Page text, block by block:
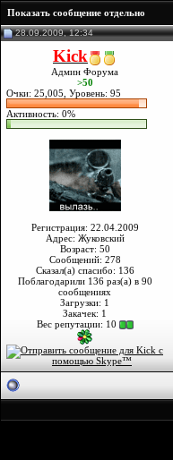
Показать сообщение отдельно
28.09.2009, 12:34
Kick
Админ Форума
>50
Очки: 25,005, Уровень: 95
Активность: 0%
Регистрация: 22.04.2009
Адрес: Жуковский
Возраст: 50
Сообщений: 278
Сказал(а) спасибо: 136
Поблагодарили 136 раз(а) в 90
сообщениях
Загрузки: 1
Закачек: 1
Вес репутации: 10